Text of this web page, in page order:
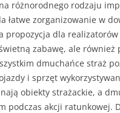
różnorodnego rodzaju
łatwe zorganizowanie w
propozycja dla
zabawę, ale
dmuchańce straż
i sprzęt
obiekty strażackie, a
podczas akcji ratunkowej.